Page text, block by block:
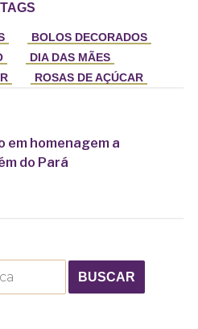
TAGS
BOLOS DECORADOS
DIA DAS MÃES
ROSAS DE AÇÚCAR
em homenagem a
do Pará